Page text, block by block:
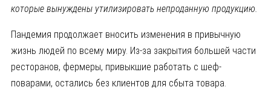
которые вынуждены утилизировать непроданную продукцию.
Пандемия продолжает вносить изменения в привычную
жизнь людей по всему миру. Из-за закрытия большей части
ресторанов, фермеры, привыкшие работать с шеф-
поварами, остались без клиентов для сбыта товара.